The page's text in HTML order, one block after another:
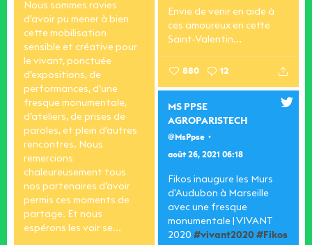
Envie de venir en aide à
ces amoureux en cette
Saint-Valentin...
880 12
Nous sommes ravies
d’avoir pu mener à bien
cette mobilisation
sensible et créative pour
le vivant, ponctuée
d’expositions, de
performances, d’une
fresque monumentale,
d’ateliers, de prises de
paroles, et plein d’autres
rencontres. Nous
remercions
chaleureusement tous
nos partenaires d’avoir
permis ces moments de
partage. Et nous
espérons les voir se...
MS PPSE
AGROPARISTECH
@MsPpse
août 26, 2021 06:18
Fikos inaugure les Murs
d'Audubon à Marseille
avec une fresque
monumentale | VIVANT
2020#vivant2020 #Fikos